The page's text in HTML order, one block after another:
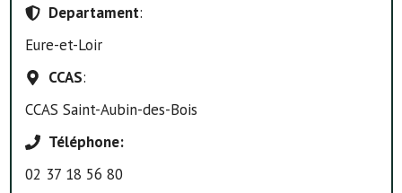
Departament:
Eure-et-Loir
CCAS:
CCAS Saint-Aubin-des-Bois
Téléphone:
02 37 18 56 80